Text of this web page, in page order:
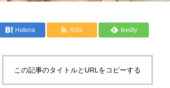
Hatena RSS feedly
この記事のタイトルとURLをコピーする